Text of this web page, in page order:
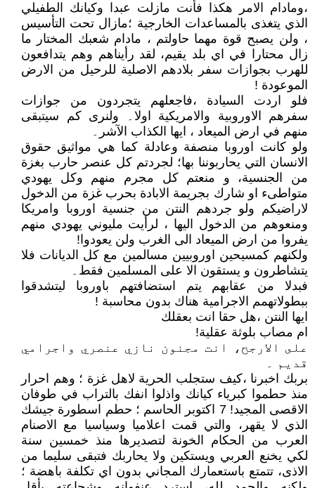
،ومادام الامر هكذا فأنت مازلت عبدا وكيانك الطفيلي
الذي يتغذى بالمساعدات الخارجية ؛مازال تحت التأسيس
، ولن يصبح قوة مهما حاولتم ، مادام شعبك المختار ما
زال محتارا في اي بلد يقيم، لقد رأيناهم وهم يتدافعون
للهرب بجوازات سفر بلادهم الاصلية للرحيل من الارض
الموعودة !
فلو اردت السيادة ،فاجعلهم يتجردون من جوازات
سفرهم الاوروبية والامريكية اولا۔ ولنرى كم سيتبقى
منهم في ارض الميعاد ، ايها الكذاب الآشر۔
ولو كانت اوروبا منصفة وعادلة كما هي مواثيق حقوق
الانسان التي يحاربوننا بها؛ لجردتم كل عنصر حارب بغزة
من الجنسية، و منعتم كل مجرم منهم وكل يهودي
متواطىء او شارك بجريمة الابادة بحرب غزة من الدخول
لاراضيكم ولو جردهم النتن من جنسية اوروبا وامريكا
ومنعوهم من الدخول اليها ، لرأيت مليوني يهودي منهم
يفروا من ارض الميعاد الى الغرب ولن يعودوا!
ولكنهم كمسيحين اوروبيين مسالمين مع كل الديانات فلا
يتشاطرون و يستقون الا على المسلمين فقط۔
فبدلا من عقابهم يتم استضافتهم باوروبا ليتشدقوا
ببطولاتهمم الاجرامية هناك بدون محاسبة !
ايها النتن ،هل حقا انت بعقلك
ام مصاب بلوثة عقلية!
على الارجح، انت مجنون نازي عنصري واجرامي
قديم ۔
بربك اخبرنا ،كيف ستجلب الحرية لاهل غزة ؛ وهم احرار
منذ حطموا كبرياء كيانك واذلوا انفك بالتراب في طوفان
الاقصى المجيد! 7 اكتوبر الحاسم ؛ حطم اسطورة جيشك
الذي لا يقهر، والتي قمت اعلاميا وسياسيا مع الاصنام
العرب من الحكام الخونة لتصديرها منذ خمسين سنة
لكي يخنع العربي ويستكين ولا يحاربك فتبقى سليما من
الاذى، تتمتع باستعمارك المجاني بدون اي تكلفة باهضة ؛